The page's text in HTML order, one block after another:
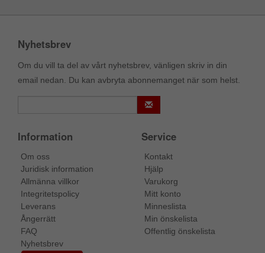
Nyhetsbrev
Om du vill ta del av vårt nyhetsbrev, vänligen skriv in din
email nedan. Du kan avbryta abonnemanget när som helst.
Information
Om oss
Juridisk information
Allmänna villkor
Integritetspolicy
Leverans
Ångerrätt
FAQ
Nyhetsbrev
Service
Kontakt
Hjälp
Varukorg
Mitt konto
Minneslista
Min önskelista
Offentlig önskelista